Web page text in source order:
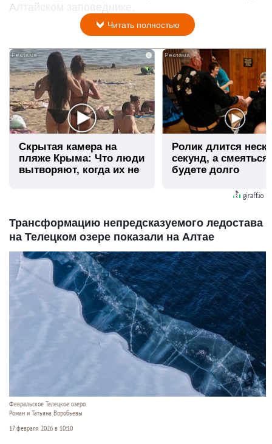
Алтайском заповеднике.
Читать полностью
i
Скрытая камера на
пляже Крыма: Что люди
вытворяют, когда их не
Ролик длится
секунд, а
будете долго
Трансформацию непредсказуемого ледостава
на Телецком озере показали на Алтае
Февральское Телецкое озеро.
Роман и Татьяна Воробьевы
17 февраля 2026 в 10:10